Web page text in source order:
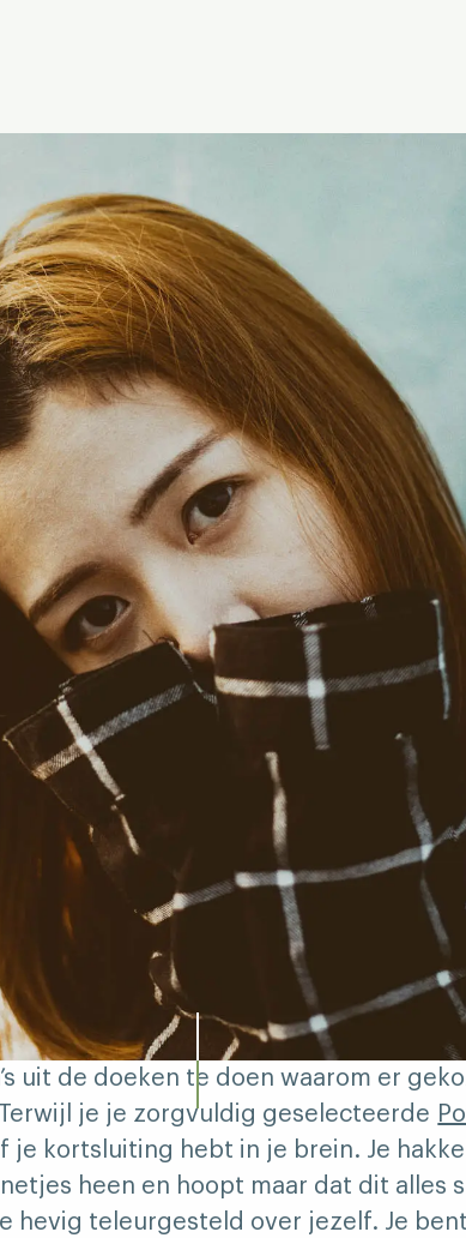
uit de doeken te doen waarom er
je je zorgvuldig geselecteerde
je kortsluiting hebt in je brein. Je
heen en hoopt maar dat dit alles
hevig teleurgesteld over jezelf. Je